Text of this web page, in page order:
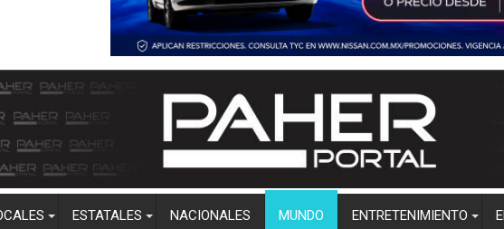
ESTATALES NACIONALES MUNDO ENTRETENIMIENTO